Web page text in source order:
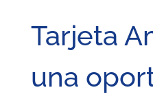
Tarjeta
una